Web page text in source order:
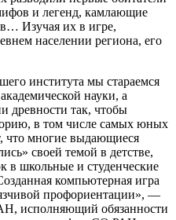
и легенд, камлающие
Изучая их в игре,
населении региона, его
института мы стараемся
науки, а
древности так, чтобы
в том числе самых юных
что многие выдающиеся
своей темой в детстве,
в школьные и студенческие
компьютерная игра
профориентации», —
исполняющий обязанности